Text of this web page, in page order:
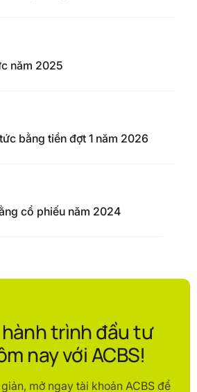
năm 2025
bằng tiền đợt 1 năm 2026
cổ phiếu năm 2024
trình đầu tư
nay với ACBS!
mở ngay tài khoản ACBS để